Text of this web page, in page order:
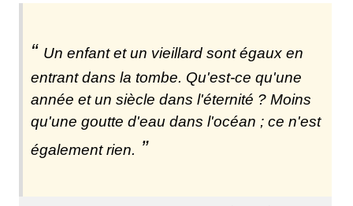
Un enfant et un vieillard sont égaux en
entrant dans la tombe. Qu'est-ce qu'une
année et un siècle dans l'éternité ? Moins
qu'une goutte d'eau dans l'océan ; ce n'est
également rien.